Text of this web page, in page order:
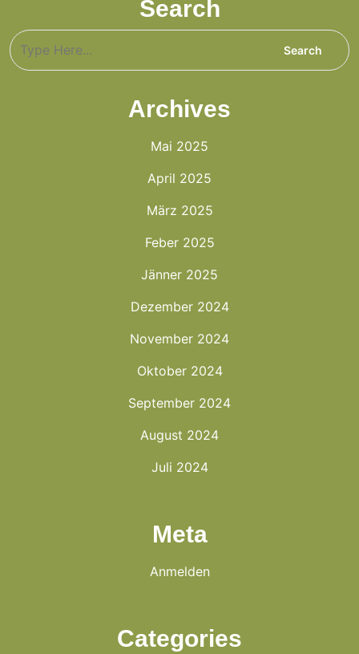
Search
Archives
Mai 2025
April 2025
März 2025
Feber 2025
Jänner 2025
Dezember 2024
November 2024
Oktober 2024
September 2024
August 2024
Juli 2024
Meta
Anmelden
Categories